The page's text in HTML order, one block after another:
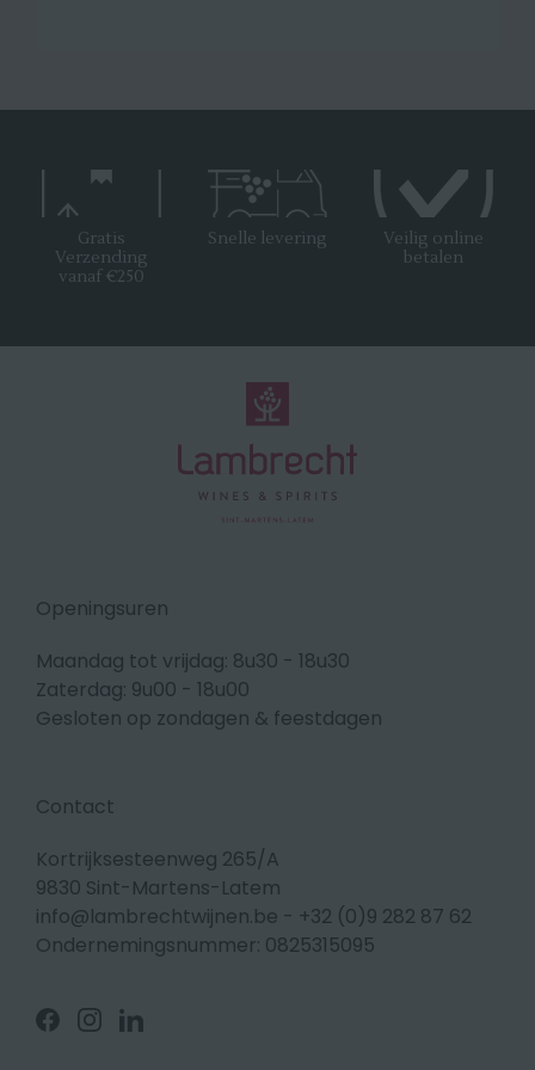
Gratis
Verzending
vanaf €250
Snelle levering
Veilig online
betalen
Openingsuren
Maandag tot vrijdag: 8u30 - 18u30
Zaterdag: 9u00 - 18u00
Gesloten op zondagen & feestdagen
Contact
Kortrijksesteenweg 265/A
9830 Sint-Martens-Latem
info@lambrechtwijnen.be - +32 (0)9 282 87 62
Ondernemingsnummer: 0825315095
Volg
ons
Volg
ons
Volg
ons